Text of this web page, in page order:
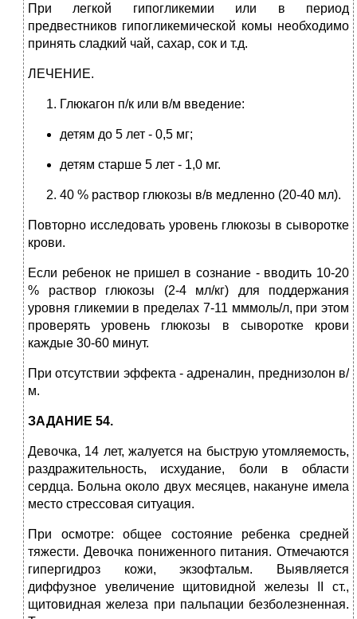
При легкой гипогликемии или в период
предвестников гипогликемической комы необходимо
принять сладкий чай, сахар, сок и т.д.
ЛЕЧЕНИЕ.
Глюкагон п/к или в/м введение:
детям до 5 лет - 0,5 мг;
детям старше 5 лет - 1,0 мг.
40 % раствор глюкозы в/в медленно (20-40 мл).
Повторно исследовать уровень глюкозы в сыворотке
крови.
Если ребенок не пришел в сознание - вводить 10-20
% раствор глюкозы (2-4 мл/кг) для поддержания
уровня гликемии в пределах 7-11 мммоль/л, при этом
проверять уровень глюкозы в сыворотке крови
каждые 30-60 минут.
При отсутствии эффекта - адреналин, преднизолон в/
м.
ЗАДАНИЕ 54.
Девочка, 14 лет, жалуется на быструю утомляемость,
раздражительность, исхудание, боли в области
сердца. Больна около двух месяцев, накануне имела
место стрессовая ситуация.
При осмотре: общее состояние ребенка средней
тяжести. Девочка пониженного питания. Отмечаются
гипергидроз кожи, экзофтальм. Выявляется
диффузное увеличение щитовидной железы II ст.,
щитовидная железа при пальпации безболезненная.